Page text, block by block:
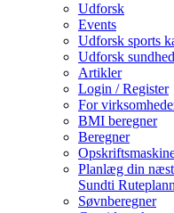
Udforsk
Events
Udforsk sports
Udforsk
Artikler
Login / Register
For
BMI beregner
Beregner
Planlæg din
Sundti
Søvnberegner